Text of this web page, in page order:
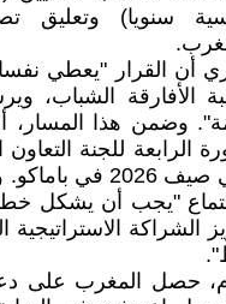
سنويا) وتعليق
أن القرار "يعطي نفسا
الأفارقة الشباب،
وضمن هذا المسار،
الرابعة للجنة
مالي والمغرب في صيف
"يجب أن يشكل
الشراكة الاستراتيجية
حصل المغرب على دعم